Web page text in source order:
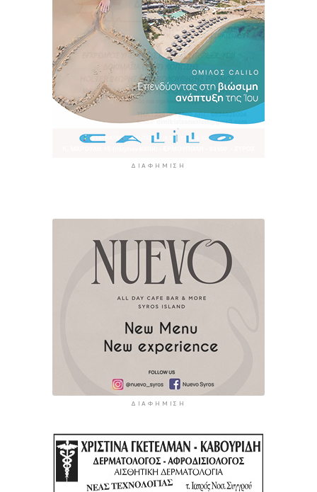
ΔΙΑΦΉΜΙΣΗ
ΔΙΑΦΉΜΙΣΗ